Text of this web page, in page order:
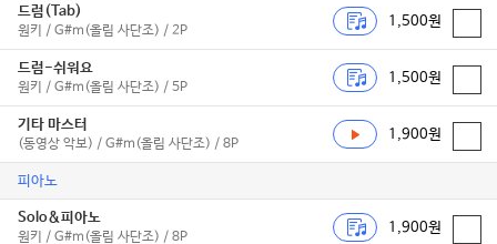
드럼(Tab)
원키 / G#m(올림 사단조) / 2P
1,500원
드럼-쉬워요
원키 / G#m(올림 사단조) / 5P
1,500원
기타 마스터
(동영상 악보) / G#m(올림 사단조) / 8P
1,900원
피아노
Solo&피아노
원키 / G#m(올림 사단조) / 8P
1,900원